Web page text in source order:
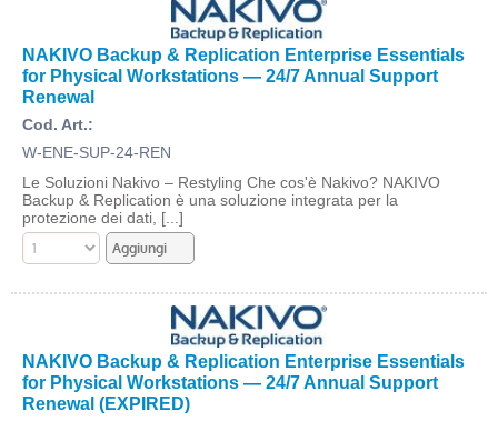
NAKIVO Backup & Replication Enterprise Essentials
for Physical Workstations — 24/7 Annual Support
Renewal
Cod. Art.:
W-ENE-SUP-24-REN
Le Soluzioni Nakivo – Restyling Che cos'è Nakivo? NAKIVO
Backup & Replication è una soluzione integrata per la
protezione dei dati, [...]
NAKIVO Backup & Replication Enterprise Essentials
for Physical Workstations — 24/7 Annual Support
Renewal (EXPIRED)